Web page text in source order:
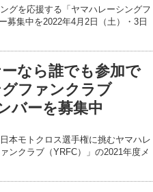
グを応援する「ヤマハレーシングフ
募集中を2022年4月2日（土）・3日
なら誰でも参加で
ファンクラブ
バーを募集中
本モトクロス選手権に挑むヤマハレ
ンクラブ（YRFC）」の2021年度メ